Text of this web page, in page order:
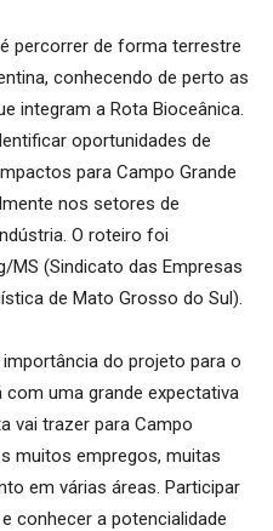
percorrer de forma terrestre
conhecendo de perto as
integram a Rota Bioceânica.
oportunidades de
para Campo Grande
nos setores de
O roteiro foi
(Sindicato das Empresas
de Mato Grosso do Sul).
do projeto para o
com uma grande expectativa
vai trazer para Campo
muitos empregos, muitas
em várias áreas. Participar
conhecer a potencialidade